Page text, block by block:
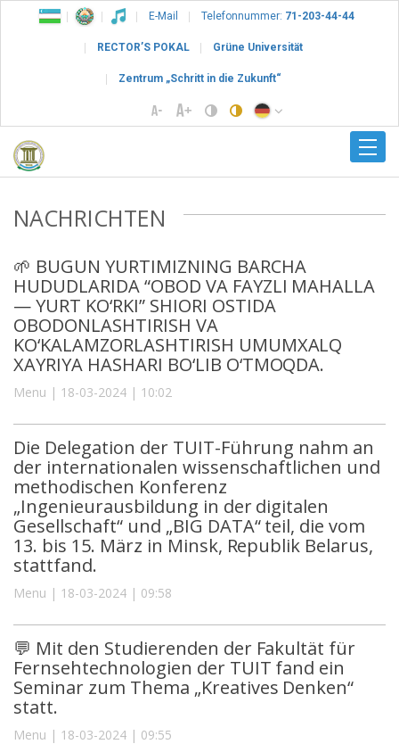
E-Mail Telefonnummer: 71-203-44-44
RECTOR’S POKAL Grüne Universität
Zentrum „Schritt in die Zukunft“
NACHRICHTEN
🌱 BUGUN YURTIMIZNING BARCHA
HUDUDLARIDA “OBOD VA FAYZLI MAHALLA
— YURT KO‘RKI” SHIORI OSTIDA
OBODONLASHTIRISH VA
KO‘KALAMZORLASHTIRISH UMUMXALQ
XAYRIYA HASHARI BO‘LIB O‘TMOQDA.
Menu | 18-03-2024 | 10:02
Die Delegation der TUIT-Führung nahm an
der internationalen wissenschaftlichen und
methodischen Konferenz
„Ingenieurausbildung in der digitalen
Gesellschaft“ und „BIG DATA“ teil, die vom
13. bis 15. März in Minsk, Republik Belarus,
stattfand.
Menu | 18-03-2024 | 09:58
💬 Mit den Studierenden der Fakultät für
Fernsehtechnologien der TUIT fand ein
Seminar zum Thema „Kreatives Denken“
statt.
Menu | 18-03-2024 | 09:55